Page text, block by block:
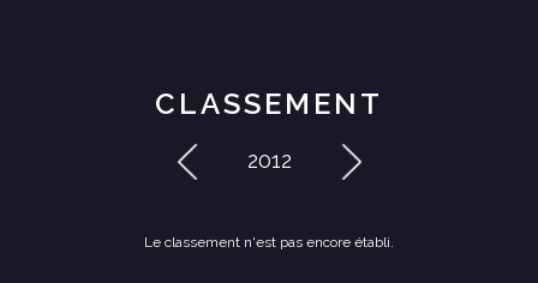
CLASSEMENT
2012
Le classement n'est pas encore établi.